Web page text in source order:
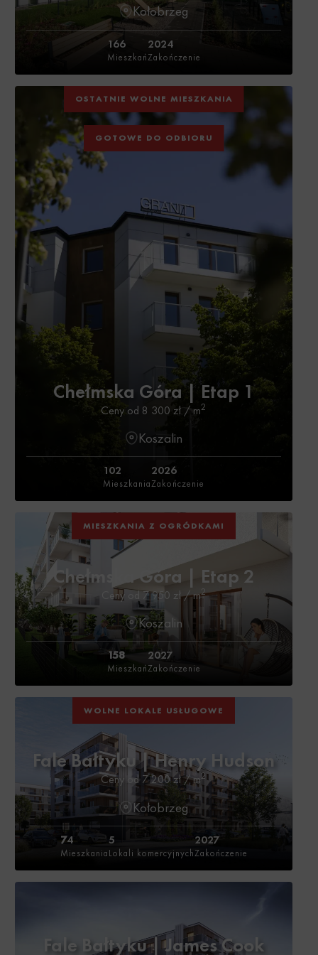
Kołobrzeg
166
Mieszkań
2024
Zakończenie
OSTATNIE WOLNE MIESZKANIA
GOTOWE DO ODBIORU
Chełmska Góra | Etap 1
Ceny od 8 300 zł / m2
Koszalin
102
Mieszkania
2026
Zakończenie
MIESZKANIA Z OGRÓDKAMI
Chełmska Góra | Etap 2
Ceny od 7 950 zł / m2
Koszalin
158
Mieszkań
2027
Zakończenie
WOLNE LOKALE USŁUGOWE
Fale Bałtyku | Henry Hudson
Ceny od 7 200 zł / m2
Kołobrzeg
74
Mieszkania
5
Lokali komercyjnych
2027
Zakończenie
Fale Bałtyku | James Cook